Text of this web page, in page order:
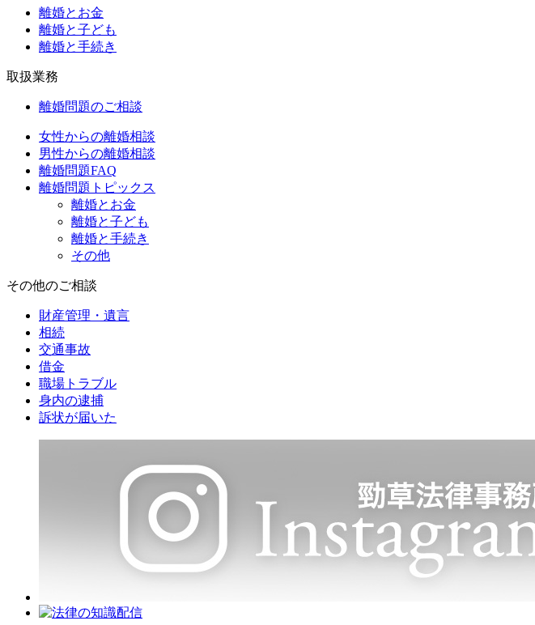
離婚とお金
離婚と子ども
離婚と手続き
取扱業務
離婚問題のご相談
女性からの離婚相談
男性からの離婚相談
離婚問題FAQ
離婚問題トピックス
離婚とお金
離婚と子ども
離婚と手続き
その他
その他のご相談
財産管理・遺言
相続
交通事故
借金
職場トラブル
身内の逮捕
訴状が届いた